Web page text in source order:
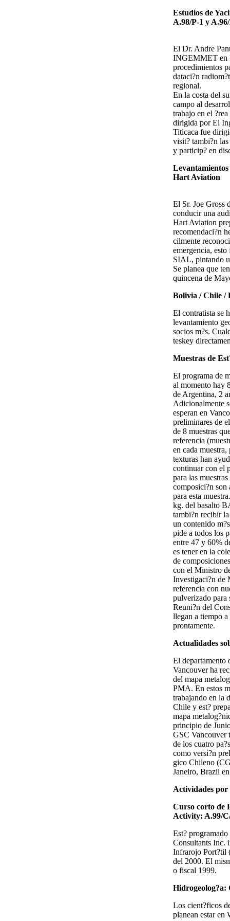
Estudios de
A.98/P-1 y
El Dr. Andre
INGEMMET en
procedimientos
dataci?n
regional.
En la costa del
campo al
trabajo en el
dirigida por El
Titicaca fue
visit? tambi?n
y particip? en
Hart Aviation
El Sr. Joe Gross
conducir una
Hart Aviation
recomendaci?n
cilmente
emergencia,
SIAL, pintando
Se planea que
quincena de
Bolivia / Chile /
El contratista se
levantamiento
socios m?s.
teskey
Muestras de
El programa de
al momento hay
de Argentina, 2
Adicionalmente
esperan en
preliminares de
de 8 muestras
referencia
en cada
texturas han
continuar con el
para las
composici?n son
para esta
kg. del basalto
tambi?n recibir
un contenido
pide a todos los
entre 47 y 60%
es tener en la
de
con el Ministro
Investigaci?n de
referencia con
pulverizado para
Reuni?n del
llegan a tiempo
prontamente.
Actualidades
El departamento
Vancouver ha
del mapa
PMA. En estos
trabajando en la
Chile y est?
mapa
principio de
GSC Vancouver
de los cuatro
como versi?n
gico Chileno
Janeiro, Brazil
Actividades
Curso corto de
Activity: A.99/
Est?
Consultants Inc.
Infrarojo Port?til
del 2000. El
o fiscal 1999.
Hidrogeolog?a:
Los cient?ficos
planean estar en